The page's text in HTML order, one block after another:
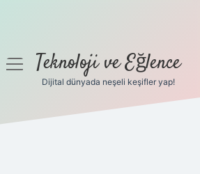
menüyüTeknoloji ve Eğlence
Dijital dünyada neşeli keşifler yap!